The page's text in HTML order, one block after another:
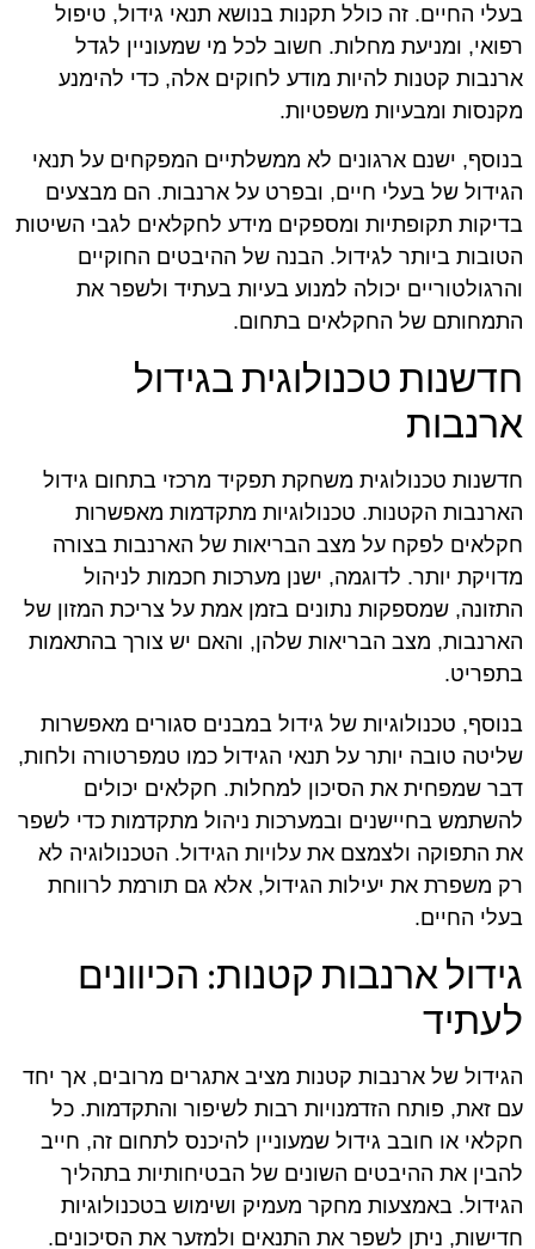
בעלי החיים. זה כולל תקנות בנושא תנאי גידול, טיפול
רפואי, ומניעת מחלות. חשוב לכל מי שמעוניין לגדל
ארנבות קטנות להיות מודע לחוקים אלה, כדי להימנע
מקנסות ומבעיות משפטיות.
בנוסף, ישנם ארגונים לא ממשלתיים המפקחים על תנאי
הגידול של בעלי חיים, ובפרט על ארנבות. הם מבצעים
בדיקות תקופתיות ומספקים מידע לחקלאים לגבי השיטות
הטובות ביותר לגידול. הבנה של ההיבטים החוקיים
והרגולטוריים יכולה למנוע בעיות בעתיד ולשפר את
התמחותם של החקלאים בתחום.
חדשנות טכנולוגית בגידול
ארנבות
חדשנות טכנולוגית משחקת תפקיד מרכזי בתחום גידול
הארנבות הקטנות. טכנולוגיות מתקדמות מאפשרות
חקלאים לפקח על מצב הבריאות של הארנבות בצורה
מדויקת יותר. לדוגמה, ישנן מערכות חכמות לניהול
התזונה, שמספקות נתונים בזמן אמת על צריכת המזון של
הארנבות, מצב הבריאות שלהן, והאם יש צורך בהתאמות
בתפריט.
בנוסף, טכנולוגיות של גידול במבנים סגורים מאפשרות
שליטה טובה יותר על תנאי הגידול כמו טמפרטורה ולחות,
דבר שמפחית את הסיכון למחלות. חקלאים יכולים
להשתמש בחיישנים ובמערכות ניהול מתקדמות כדי לשפר
את התפוקה ולצמצם את עלויות הגידול. הטכנולוגיה לא
רק משפרת את יעילות הגידול, אלא גם תורמת לרווחת
בעלי החיים.
גידול ארנבות קטנות: הכיוונים
לעתיד
הגידול של ארנבות קטנות מציב אתגרים מרובים, אך יחד
עם זאת, פותח הזדמנויות רבות לשיפור והתקדמות. כל
חקלאי או חובב גידול שמעוניין להיכנס לתחום זה, חייב
להבין את ההיבטים השונים של הבטיחותיות בתהליך
הגידול. באמצעות מחקר מעמיק ושימוש בטכנולוגיות
חדישות, ניתן לשפר את התנאים ולמזער את הסיכונים.